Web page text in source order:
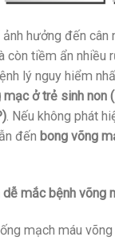
hưởng đến cân
còn tiềm ẩn nhiều
lý nguy hiểm
mạc ở trẻ sinh non
. Nếu không phát
đến bong võng
mắc bệnh võng
mạch máu